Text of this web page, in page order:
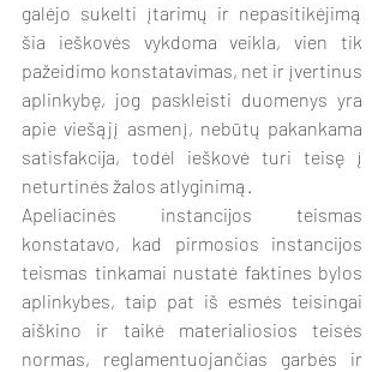
galėjo sukelti įtarimų ir nepasitikėjimą
šia ieškovės vykdoma veikla, vien tik
pažeidimo konstatavimas, net ir įvertinus
aplinkybę, jog paskleisti duomenys yra
apie viešąjį asmenį, nebūtų pakankama
satisfakcija, todėl ieškovė turi teisę į
neturtinės žalos atlyginimą.
Apeliacinės instancijos teismas
konstatavo, kad pirmosios instancijos
teismas tinkamai nustatė faktines bylos
aplinkybes, taip pat iš esmės teisingai
aiškino ir taikė materialiosios teisės
normas, reglamentuojančias garbės ir